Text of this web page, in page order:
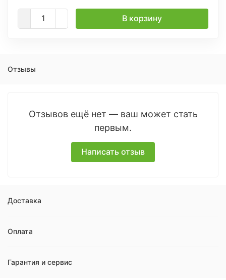
В корзину
Отзывы
Отзывов ещё нет — ваш может стать
первым.
Написать отзыв
Доставка
Оплата
Гарантия и сервис